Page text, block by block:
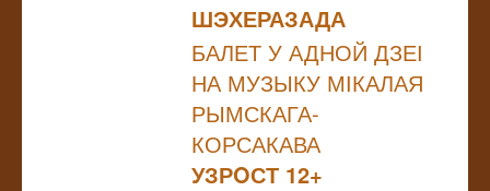
ШЭХЕРАЗАДА
БАЛЕТ У АДНОЙ ДЗЕІ
НА МУЗЫКУ МІКАЛАЯ
РЫМСКАГА-
КОРСАКАВА
УЗРOСТ 12+